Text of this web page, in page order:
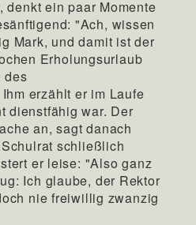
ein paar Momente
"Ach, wissen
Mark, und damit ist der
Erholungsurlaub
des
erzählt er im Laufe
dienstfähig war. Der
an, sagt danach
schließlich
er leise: "Also ganz
Ich glaube, der Rektor
nie freiwillig zwanzig